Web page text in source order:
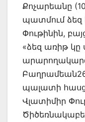
Քոչարեանը
պատմում ձեզ
Փութինին,
«ձեզ առիթ
պալատի
Վլատիմիր